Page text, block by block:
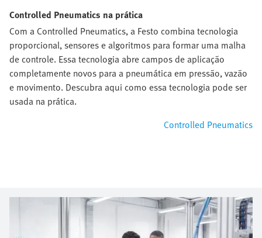
Controlled Pneumatics na prática
Com a Controlled Pneumatics, a Festo combina tecnologia
proporcional, sensores e algoritmos para formar uma malha
de controle. Essa tecnologia abre campos de aplicação
completamente novos para a pneumática em pressão, vazão
e movimento. Descubra aqui como essa tecnologia pode ser
usada na prática.
Controlled Pneumatics